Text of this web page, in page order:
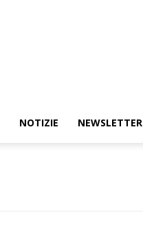
NOTIZIE NEWSLETTER